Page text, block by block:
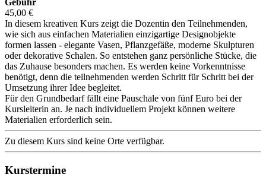
45,00 €
In diesem kreativen Kurs zeigt die Dozentin den Teilnehmenden,
wie sich aus einfachen Materialien einzigartige Designobjekte
formen lassen - elegante Vasen, Pflanzgefäße, moderne Skulpturen
oder dekorative Schalen. So entstehen ganz persönliche Stücke, die
das Zuhause besonders machen. Es werden keine Vorkenntnisse
benötigt, denn die teilnehmenden werden Schritt für Schritt bei der
Umsetzung ihrer Idee begleitet.
Für den Grundbedarf fällt eine Pauschale von fünf Euro bei der
Kursleiterin an. Je nach individuellem Projekt können weitere
Materialien erforderlich sein.
Zu diesem Kurs sind keine Orte verfügbar.
Kurstermine